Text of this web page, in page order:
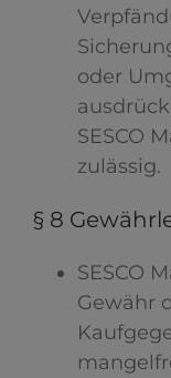
oder
SESCO
zulässig.
§ 8
SESCO
Gewähr